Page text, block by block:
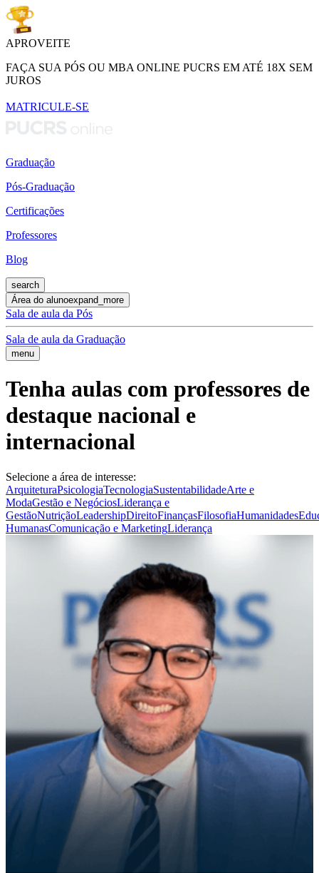
APROVEITE
FAÇA SUA PÓS OU MBA ONLINE PUCRS EM ATÉ 18X SEM
JUROS
MATRICULE-SE
Graduação
Pós-Graduação
Certificações
Professores
Blog
search
Área do alunoexpand_more
Sala de aula da Pós
Sala de aula da Graduação
menu
Tenha aulas com professores de
destaque nacional e
internacional
Selecione a área de interesse:
ArquiteturaPsicologiaTecnologiaSustentabilidadeArte e
ModaGestão e NegóciosLiderança e
GestãoNutriçãoLeadershipDireitoFinançasFilosofiaHumanidades
HumanasComunicação e MarketingLiderança